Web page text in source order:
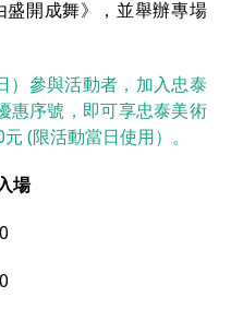
開成舞》，並舉辦專場
）參與活動者，加入忠泰
惠序號，即可享忠泰美術
(限活動當日使用）。
場